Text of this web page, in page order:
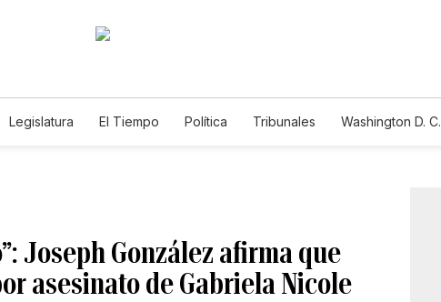
Legislatura El Tiempo Política Tribunales Washington D. C.
Joseph González afirma que
asesinato de Gabriela Nicole